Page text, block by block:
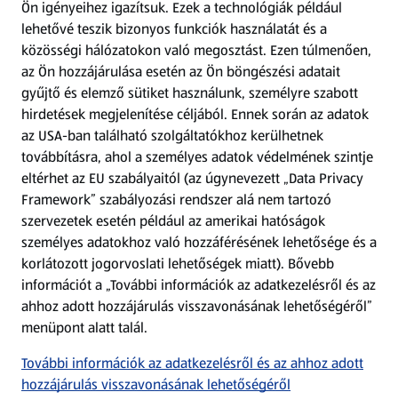
Fizetési lehetőségek
ALDI utalványok
Árcsökkentés
Adattörlő alkalmazás
Szervizpont
(új oldalon nyílik meg)
Fedezz fel minket az interneten!
Töltsd le az ALDI Magyarország applikációt!
Ön igényeihez igazítsuk. Ezek a technológiák például
lehetővé teszik bizonyos funkciók használatát és a
közösségi hálózatokon való megosztást. Ezen túlmenően,
az Ön hozzájárulása esetén az Ön böngészési adatait
gyűjtő és elemző sütiket használunk, személyre szabott
hirdetések megjelenítése céljából. Ennek során az adatok
az USA-ban található szolgáltatókhoz kerülhetnek
továbbításra, ahol a személyes adatok védelmének szintje
eltérhet az EU szabályaitól (az úgynevezett „Data Privacy
Framework” szabályozási rendszer alá nem tartozó
szervezetek esetén például az amerikai hatóságok
személyes adatokhoz való hozzáférésének lehetősége és a
korlátozott jogorvoslati lehetőségek miatt). Bővebb
információt a „További információk az adatkezelésről és az
ahhoz adott hozzájárulás visszavonásának lehetőségéről”
menüpont alatt talál.
További információk az adatkezelésről és az ahhoz adott
hozzájárulás visszavonásának lehetőségéről